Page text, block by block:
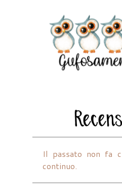
Il passato non fa
continuo.